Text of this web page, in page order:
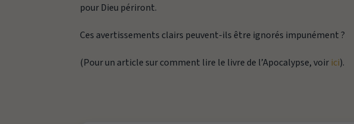
pour Dieu périront.
Ces avertissements clairs peuvent-ils être ignorés impunément ?
(Pour un article sur comment lire le livre de l’Apocalypse, voir ici).